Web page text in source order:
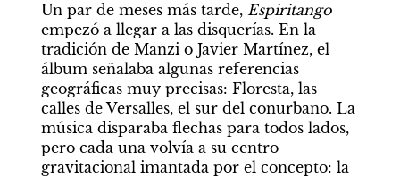
Un par de meses más tarde, Espiritango
empezó a llegar a las disquerías. En la
tradición de Manzi o Javier Martínez, el
álbum señalaba algunas referencias
geográficas muy precisas: Floresta, las
calles de Versalles, el sur del conurbano. La
música disparaba flechas para todos lados,
pero cada una volvía a su centro
gravitacional imantada por el concepto: la